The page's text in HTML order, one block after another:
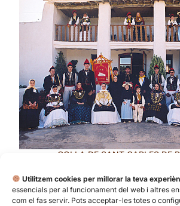
Utilitzem cookies per millorar la teva
essencials per al funcionament del web i altres
com el fas servir. Pots acceptar-les totes o
COLLA DE SANT CARLES DE